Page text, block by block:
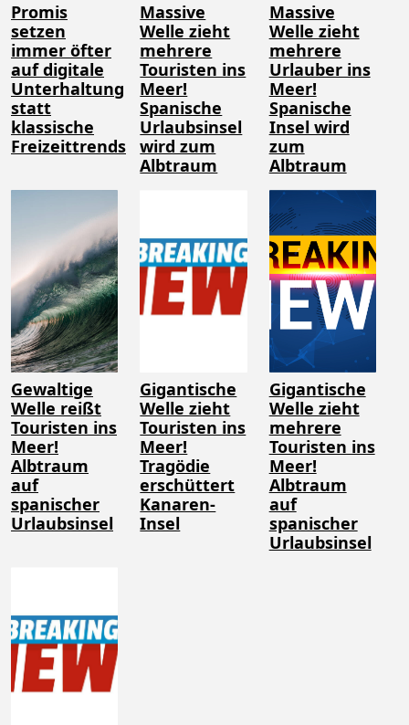
Promis
setzen
immer öfter
auf digitale
Unterhaltung
statt
klassische
Freizeittrends
Massive
Welle zieht
mehrere
Touristen ins
Meer!
Spanische
Urlaubsinsel
wird zum
Albtraum
Massive
Welle zieht
mehrere
Urlauber ins
Meer!
Spanische
Insel wird
zum
Albtraum
Gewaltige
Welle reißt
Touristen ins
Meer!
Albtraum
auf
spanischer
Urlaubsinsel
Gigantische
Welle zieht
Touristen ins
Meer!
Tragödie
erschüttert
Kanaren-
Insel
Gigantische
Welle zieht
mehrere
Touristen ins
Meer!
Albtraum
auf
spanischer
Urlaubsinsel